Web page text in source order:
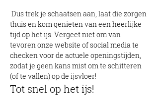
thuis en kom genieten van een heerlijke
tijd op het ijs. Vergeet niet om van
tevoren onze website of social media te
checken voor de actuele openingstijden,
zodat je geen kans mist om te schitteren
(of te vallen) op de ijsvloer!
Tot snel op het ijs!